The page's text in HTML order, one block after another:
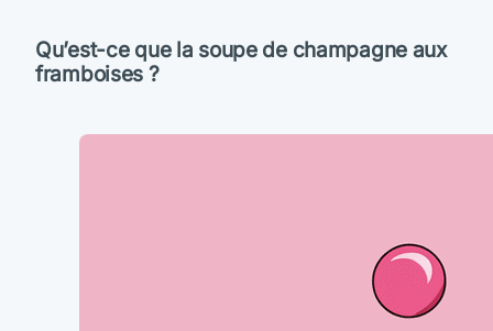
Qu’est-ce que la soupe de champagne aux
framboises ?